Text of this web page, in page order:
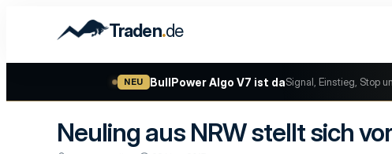
Traden.de
NEU BullPower Algo V7 ist daSignal, Einstieg, Stop
Neuling aus NRW stellt sich vor